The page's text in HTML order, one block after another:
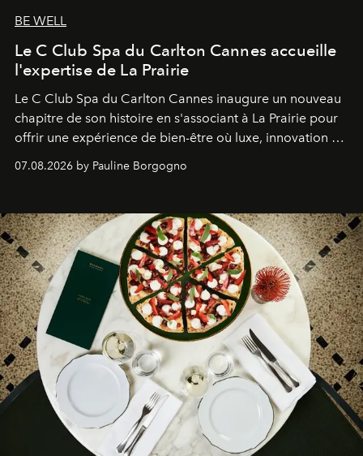
BE WELL
Le C Club Spa du Carlton Cannes accueille
l'expertise de La Prairie
Le C Club Spa du Carlton Cannes inaugure un nouveau
chapitre de son histoire en s'associant à La Prairie pour
offrir une expérience de bien-être où luxe, innovation et
expertise se rencontrent.
07.08.2026 by Pauline Borgogno